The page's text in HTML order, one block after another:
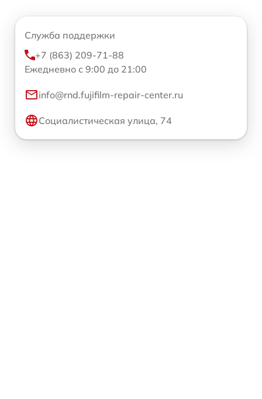
Служба поддержки
+7 (863) 209-71-88
Ежедневно с 9:00 до 21:00
info@rnd.fujifilm-repair-center.ru
Социалистическая улица, 74